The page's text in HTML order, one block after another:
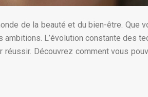
de la beauté et du bien-être.
L’évolution constante des
Découvrez comment vous